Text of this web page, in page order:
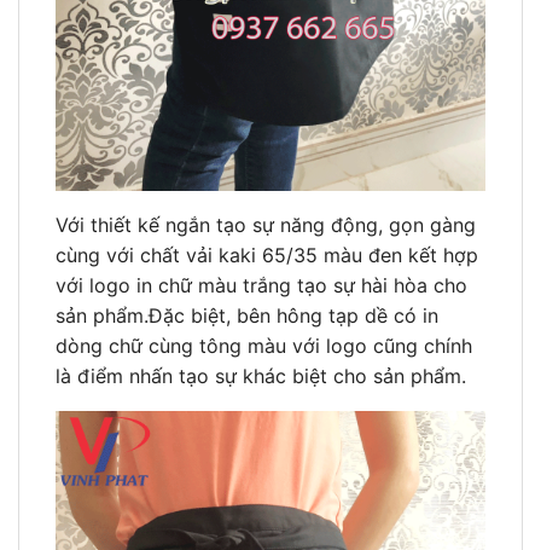
Với thiết kế ngắn tạo sự năng động, gọn gàng
cùng với chất vải kaki 65/35 màu đen kết hợp
với logo in chữ màu trắng tạo sự hài hòa cho
sản phẩm.Đặc biệt, bên hông tạp dề có in
dòng chữ cùng tông màu với logo cũng chính
là điểm nhấn tạo sự khác biệt cho sản phẩm.